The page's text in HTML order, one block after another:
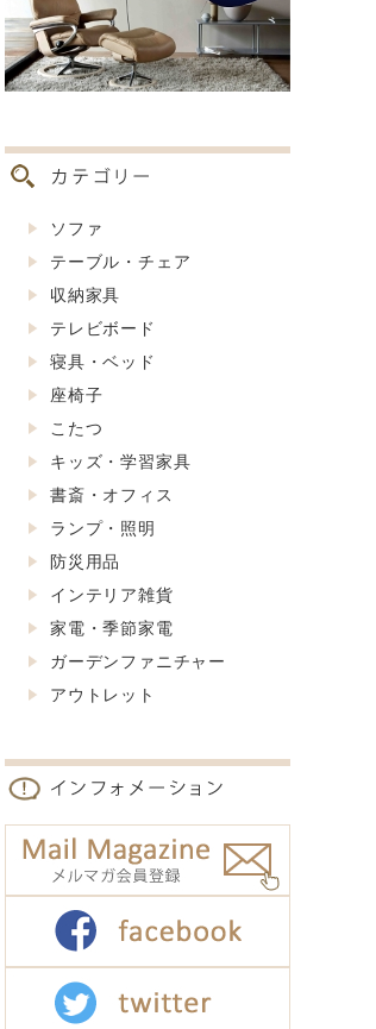
ソファ
テーブル・チェア
収納家具
テレビボード
寝具・ベッド
座椅子
こたつ
キッズ・学習家具
書斎・オフィス
ランプ・照明
防災用品
インテリア雑貨
家電・季節家電
ガーデンファニチャー
アウトレット